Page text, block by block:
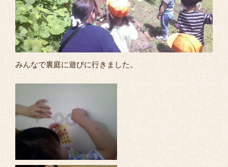
みんなで裏庭に遊びに行きました。